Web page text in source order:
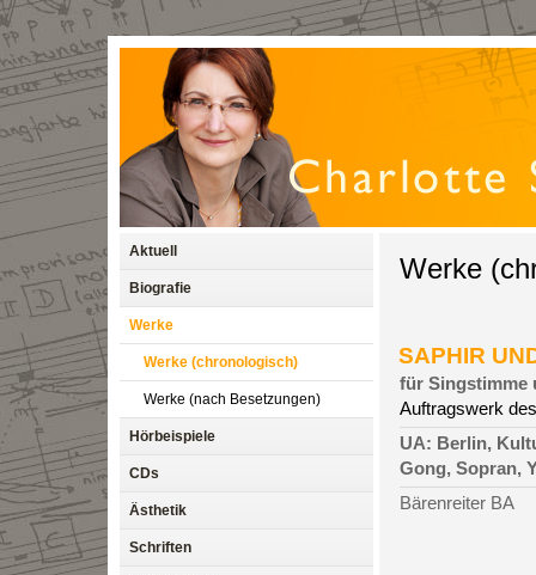
Aktuell
Biografie
Werke
Werke (chronologisch)
Werke (nach Besetzungen)
Hörbeispiele
CDs
Ästhetik
Schriften
Werke
SAPHIR
für Singstimme
Auftragswerk
UA: Berlin,
Gong, Sopran,
Bärenreiter BA